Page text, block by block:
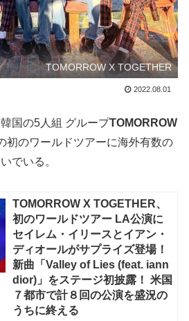
TOMORROW X TOGETHER
2022.08.01
国の5人組 グループTOMORROW
初のワールドツアーに海外有数の
でいる。
TOMORROW X TOGETHER、
初のワールドツアー LA公演に
セイレム・イリースとイアン・
ディオールがサプライズ登場！
新曲「Valley of Lies (feat. iann
dior)」をステージ初披露！ 米国
７都市で計８回の公演を盛況の
うちに終える